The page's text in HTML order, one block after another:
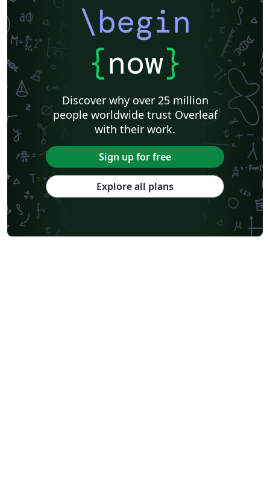
\begin
{now}
Discover why over 25 million
people worldwide trust Overleaf
with their work.
Sign up for free
Explore all plans